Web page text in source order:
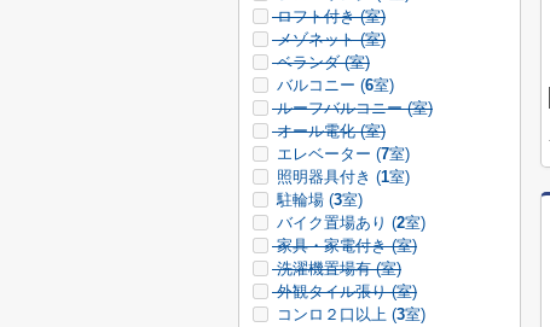
ロフト付き (室)
メゾネット (室)
ベランダ (室)
バルコニー (6室)
ルーフバルコニー (室)
オール電化 (室)
エレベーター (7室)
照明器具付き (1室)
駐輪場 (3室)
バイク置場あり (2室)
家具・家電付き (室)
洗濯機置場有 (室)
外観タイル張り (室)
コンロ２口以上 (3室)